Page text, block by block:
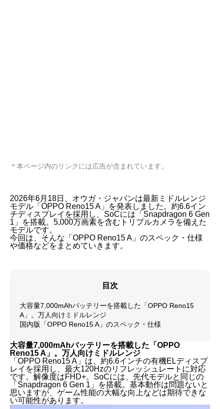
＊本ページ内のリンクには広告が含まれています。
2026年6月18日、オウガ・ジャパンは最新ミドルレンジ
モデル「OPPO Reno15 A」を発表しました。約6.6イン
チディスプレイを採用し、SoCには「Snapdragon 6 Gen
1」を搭載。5,000万画素を含むトリプルカメラを備えた
モデルです。
今回は、そんな「OPPO Reno15 A」のスペック・仕様
や価格などをまとめていきます。
目次
大容量7,000mAhバッテリーを搭載した「OPPO Reno15
A」。万人向けミドルレンジ
国内版「OPPO Reno15 A」のスペック・仕様
大容量7,000mAhバッテリーを搭載した「OPPO
Reno15 A」。万人向けミドルレンジ
「OPPO Reno15 A」は、約6.6インチの有機ELディスプ
レイを採用し、最大120Hzのリフレッシュレートに対応
です。解像度はFHD+。SoCには、先代モデルと同じの
「Snapdragon 6 Gen 1」を搭載。基本動作は問題ないと
思いますが、ゲーム性能の大幅な向上などは期待できな
い可能性があります。